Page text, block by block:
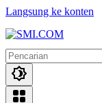
Langsung ke konten